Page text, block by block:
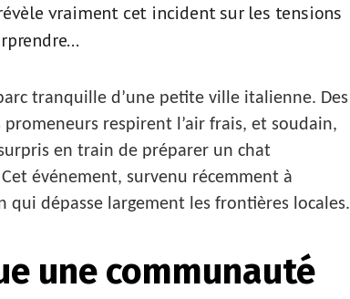
vraiment cet incident sur les tensions
tranquille d’une petite ville italienne. Des
respirent l’air frais, et soudain,
en train de préparer un chat
événement, survenu récemment à
qui dépasse largement les frontières locales.
une communauté